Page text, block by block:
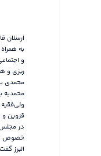
ارسلان
به
و
ریزی و
محمدی
محمدیه
قزوین و
در مجلس
خصوص
البرز